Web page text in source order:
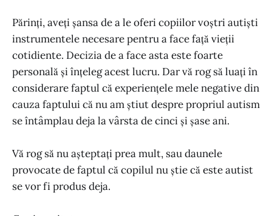
Părinți, aveți șansa de a le oferi copiilor voștri autiști
instrumentele necesare pentru a face față vieții
cotidiente. Decizia de a face asta este foarte
personală și înțeleg acest lucru. Dar vă rog să luați în
considerare faptul că experiențele mele negative din
cauza faptului că nu am știut despre propriul autism
se întâmplau deja la vârsta de cinci și șase ani.
Vă rog să nu așteptați prea mult, sau daunele
provocate de faptul că copilul nu știe că este autist
se vor fi produs deja.